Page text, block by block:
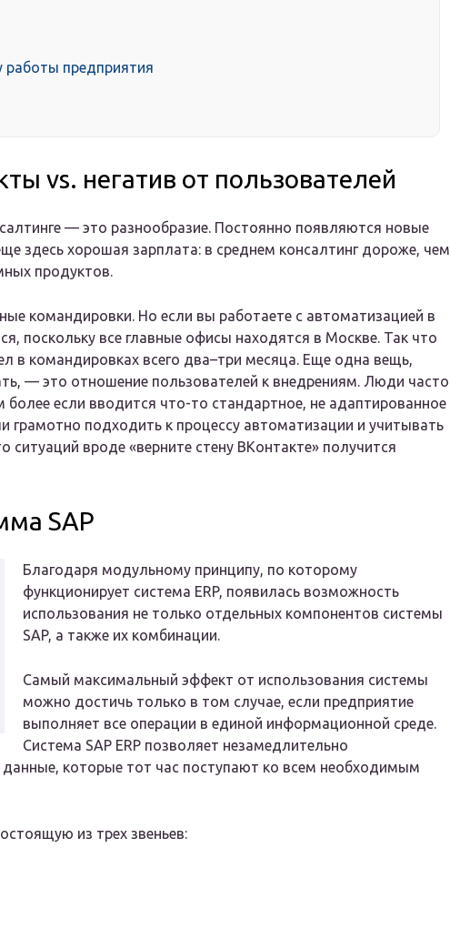
работы предприятия
vs. негатив от пользователей
— это разнообразие. Постоянно появляются новые
здесь хорошая зарплата: в среднем консалтинг дороже, чем
продуктов.
командировки. Но если вы работаете с автоматизацией в
поскольку все главные офисы находятся в Москве. Так что
в командировках всего два–три месяца. Еще одна вещь,
— это отношение пользователей к внедрениям. Люди часто
если вводится что-то стандартное, не адаптированное
грамотно подходить к процессу автоматизации и учитывать
ситуаций вроде «верните стену ВКонтакте» получится
SAP
Благодаря модульному принципу, по которому
функционирует система ERP, появилась возможность
использования не только отдельных компонентов системы
SAP, а также их комбинации.
Самый максимальный эффект от использования системы
можно достичь только в том случае, если предприятие
выполняет все операции в единой информационной среде.
Система SAP ERP позволяет незамедлительно
данные, которые тот час поступают ко всем необходимым
из трех звеньев: